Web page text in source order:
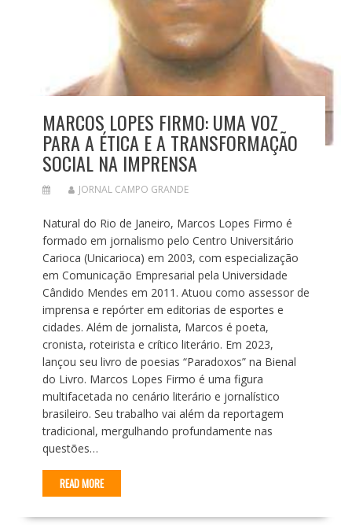
MARCOS LOPES FIRMO: UMA VOZ
PARA A ÉTICA E A TRANSFORMAÇÃO
SOCIAL NA IMPRENSA
JORNAL CAMPO GRANDE
Natural do Rio de Janeiro, Marcos Lopes Firmo é
formado em jornalismo pelo Centro Universitário
Carioca (Unicarioca) em 2003, com especialização
em Comunicação Empresarial pela Universidade
Cândido Mendes em 2011. Atuou como assessor de
imprensa e repórter em editorias de esportes e
cidades. Além de jornalista, Marcos é poeta,
cronista, roteirista e crítico literário. Em 2023,
lançou seu livro de poesias “Paradoxos” na Bienal
do Livro. Marcos Lopes Firmo é uma figura
multifacetada no cenário literário e jornalístico
brasileiro. Seu trabalho vai além da reportagem
tradicional, mergulhando profundamente nas
questões…
READ MORE